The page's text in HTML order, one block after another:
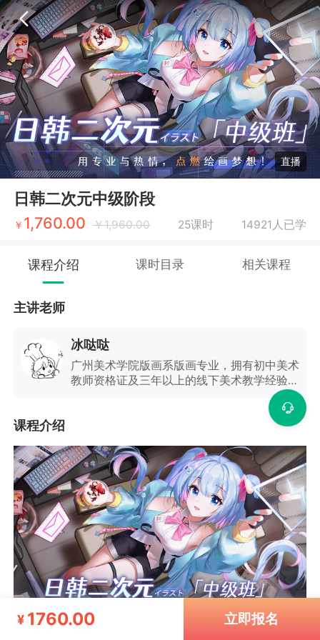
直播
日韩二次元中级阶段
￥ 1,760.00 ￥1,960.00 25课时 14921人已学
课程介绍 课时目录 相关课程
主讲老师
冰哒哒
广州美术学院版画系版画专业，拥有初中美术
教师资格证及三年以上的线下美术教学经验，
参与南方科技出版社教学系列丛书《科学》教
材绘制插图，大学时期版画作品参与全国美展
优秀创作官称号；日常专注于同人相关视觉内
容产出，长期为同人社团活动供稿及授权，曾
参与广州、北京、重庆等多地生日咖啡厅的画
稿创作及物料制作。参与24h生日庆祝活动创
作，为国产动画电影线下观影会提供供稿支
持。课程风格：风趣幽默、认真负责、知识点
讲解言简意赅，会结合学员自身情况出发举例
说明。
课程介绍
¥ 1760.00 立即报名